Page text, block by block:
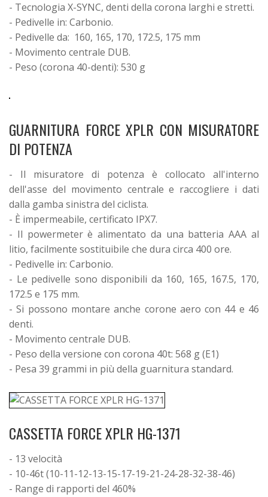
- Tecnologia X-SYNC, denti della corona larghi e stretti.
- Pedivelle in: Carbonio.
- Pedivelle da: 160, 165, 170, 172.5, 175 mm
- Movimento centrale DUB.
- Peso (corona 40-denti): 530 g
GUARNITURA FORCE XPLR CON MISURATORE
DI POTENZA
- Il misuratore di potenza è collocato all'interno
dell'asse del movimento centrale e raccogliere i dati
dalla gamba sinistra del ciclista.
- È impermeabile, certificato IPX7.
- Il powermeter è alimentato da una batteria AAA al
litio, facilmente sostituibile che dura circa 400 ore.
- Pedivelle in: Carbonio.
- Le pedivelle sono disponibili da 160, 165, 167.5, 170,
172.5 e 175 mm.
- Si possono montare anche corone aero con 44 e 46
denti.
- Movimento centrale DUB.
- Peso della versione con corona 40t: 568 g (E1)
- Pesa 39 grammi in più della guarnitura standard.
CASSETTA FORCE XPLR HG-1371
- 13 velocità
- 10-46t (10-11-12-13-15-17-19-21-24-28-32-38-46)
- Range di rapporti del 460%